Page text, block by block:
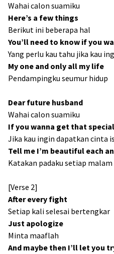
Wahai calon suamiku
Here’s a few things
Berikut ini beberapa hal
You’ll need to know if you
Yang perlu kau tahu jika kau
My one and only all my life
Pendampingku seumur hidup
Dear future husband
Wahai calon suamiku
If you wanna get that
Jika kau ingin dapatkan cinta
Tell me I’m beautiful each
Katakan padaku setiap
[Verse 2]
After every fight
Setiap kali selesai bertengkar
Just apologize
Minta maaflah
And maybe then I’ll let you